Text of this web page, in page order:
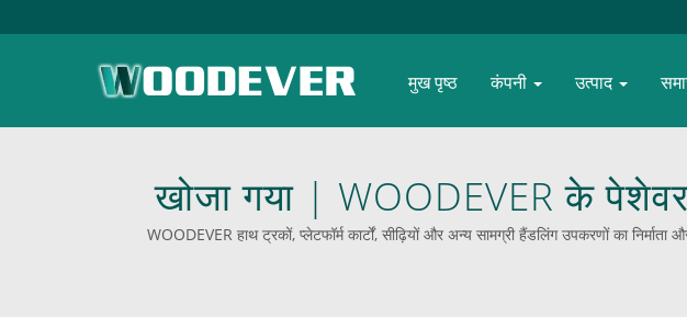
मुख पृष्ठ कंपनी उत्पाद
खोजा गया | WOODEVER के
WOODEVER हाथ ट्रकों, प्लेटफॉर्म कार्टों, सीढ़ियों और अन्य सामग्री हैंडलिंग उपकरणों का
400 किलोग्राम तक की लोडिंग क्षमता होती है। पिछले 20 वर्षों